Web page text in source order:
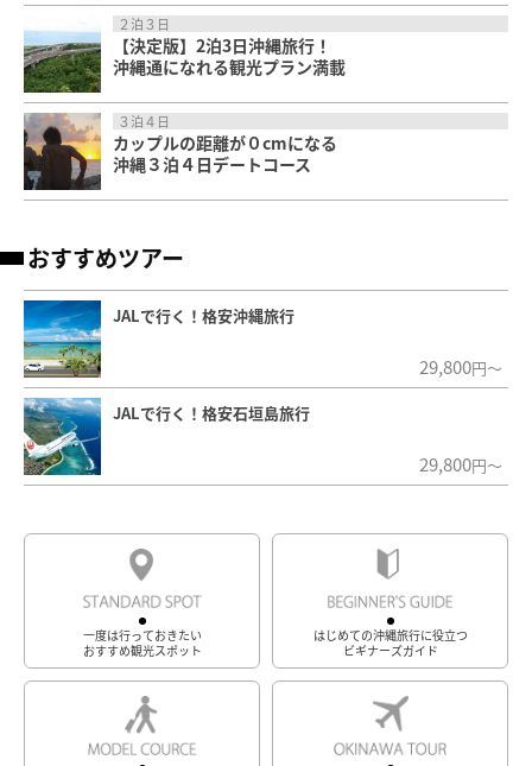
２泊３日
【決定版】2泊3日沖縄旅行！
沖縄通になれる観光プラン満載
３泊４日
カップルの距離が０cmになる
沖縄３泊４日デートコース
おすすめツアー
JALで行く！格安沖縄旅行
29,800円～
JALで行く！格安石垣島旅行
29,800円～
一度は行っておきたい
おすすめ観光スポット
はじめての沖縄旅行に役立つ
ビギナーズガイド